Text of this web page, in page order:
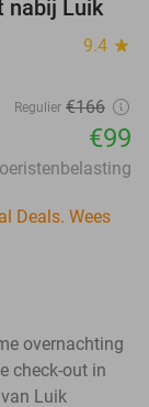
nabij Luik
9.4 star
Regulier €166
€99
Deals. Wees
overnachting
check-out in
Luik